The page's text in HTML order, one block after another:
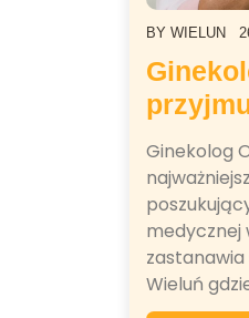
BY WIELUN
Ginekolog
medycznej
Wieluń